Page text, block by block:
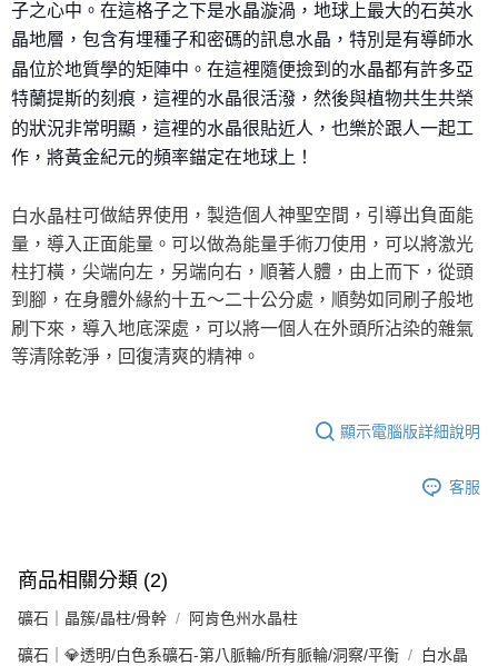
7-11取貨付款
每筆NT$80，滿NT$3,000(含以上)免運費
賣家宅配幫您送（台灣）
每筆NT$80，滿NT$3,000(含以上)免運費
郵局幫你送（離島）
付款後門市自取
免運費
子之心中。在這格子之下是水晶漩渦，地球上最大的石英水
晶地層，包含有埋種子和密碼的訊息水晶，特別是有導師水
晶位於地質學的矩陣中。 在這裡隨便撿到的水晶都有許多亞
特蘭提斯的刻痕，這裡的水晶很活潑， 然後與植物共生共榮
的狀況非常明顯，這裡的水晶很貼近人，也樂於跟人一起工
作，將黃金紀元的頻率錨定在地球上 ！
白水晶柱可做結界使用，製造個人神聖空間，引導出負面能
量，導入正面能量。可以做為能量手術刀使用，可以將激光
柱打橫，尖端向左，另端向右，順著人體，由上而下，從頭
到腳，在身體外緣約十五～二十公分處，順勢如同刷子般地
刷下來，導入地底深處，可以將一個人在外頭所沾染的雜氣
等清除乾淨，回復清爽的精神。
顯示電腦版詳細說明
客服
商品相關分類 (2)
礦石｜晶簇/晶柱/骨幹 阿肯色州水晶柱
礦石｜💎透明/白色系礦石-第八脈輪/所有脈輪/洞察/平衡 白水晶